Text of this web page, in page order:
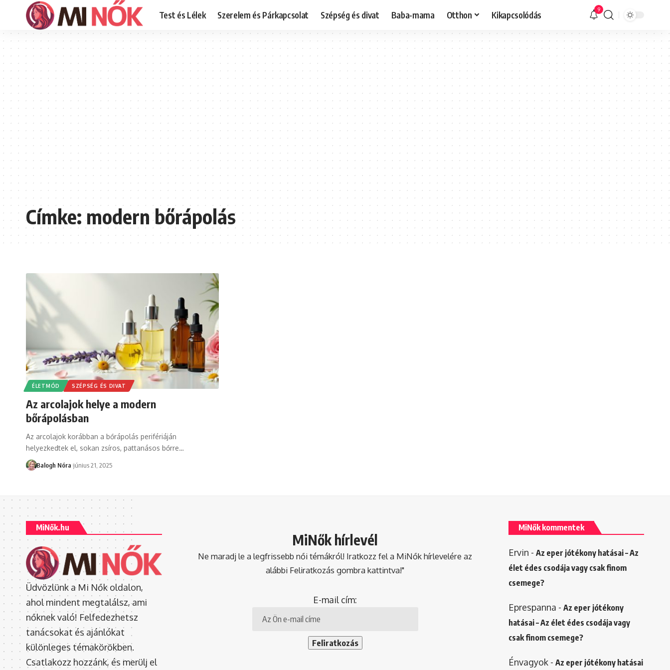
Test és Lélek Szerelem és Párkapcsolat Szépség és divat Baba-mama Otthon Kikapcsolódás 9
Címke:modern bőrápolás
ÉLETMÓD SZÉPSÉG ÉS DIVAT
Az arcolajok helye a modern
bőrápolásban
Az arcolajok korábban a bőrápolás perifériáján
helyezkedtek el, sokan zsíros, pattanásos bőrre…
Balogh Nóra június 21, 2025
MiNők.hu
Üdvözlünk a Mi Nők oldalon,
ahol mindent megtalálsz, ami
nőknek való! Felfedezhetsz
tanácsokat és ajánlókat
különleges témakörökben.
Csatlakozz hozzánk, és merülj el
MiNők hírlevél
Ne maradj le a legfrissebb női témákról! Iratkozz fel a MiNők hírlevelére az
alábbi Feliratkozás gombra kattintva!"
E-mail cím:
MiNők kommentek
Ervin - Az eper jótékony hatásai – Az
élet édes csodája vagy csak finom
csemege?
Eprespanna - Az eper jótékony
hatásai – Az élet édes csodája vagy
csak finom csemege?
Énvagyok- Az eper jótékony hatásai